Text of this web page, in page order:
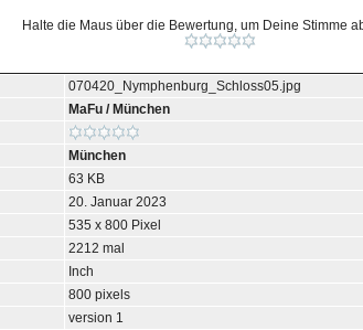
Halte die Maus über die Bewertung, um Deine Stimme
070420_Nymphenburg_Schloss05.jpg
MaFu / München
München
63 KB
20. Januar 2023
535 x 800 Pixel
2212 mal
Inch
800 pixels
version 1